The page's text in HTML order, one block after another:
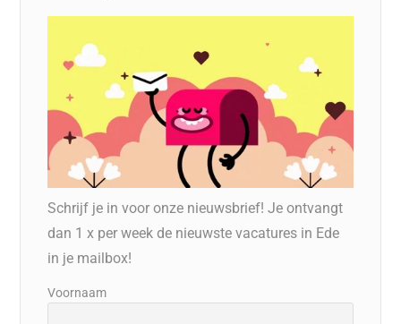
Schrijf je in voor onze nieuwsbrief! Je ontvangt
dan 1 x per week de nieuwste vacatures in Ede
in je mailbox!
Voornaam